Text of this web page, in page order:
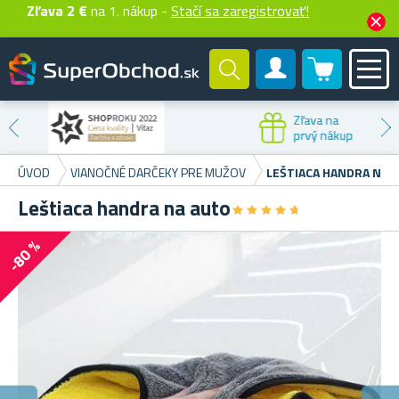
Zľava 2 € na 1. nákup - Stačí sa zaregistrovať!
Zákaznícky účet
0 produktů
Zľava na
prvý nákup
ÚVOD VIANOČNÉ DARČEKY PRE MUŽOV LEŠTIACA HANDRA NA
Leštiaca handra na auto★★★★★
★★★★★
-80 %